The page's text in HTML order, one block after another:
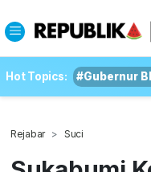
Hot Topics: #Gubernur
Rejabar Suci